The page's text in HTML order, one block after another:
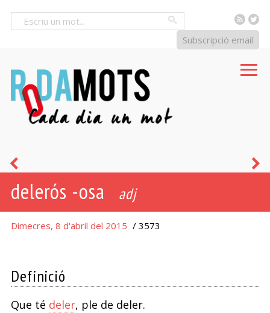
RSS
Subscripció email
delerós -osa adj
Dimecres, 8 d'abril del 2015 / 3573
Definició
Que té deler, ple de deler.
conjuminar